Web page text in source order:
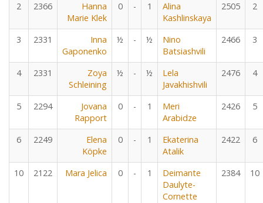
2
2366
Hanna
Marie Klek
0 - 1
Alina
Kashlinskaya
2505 2
3 2331
Inna
Gaponenko
½ - ½
Nino
Batsiashvili
2466 3
4 2331
Zoya
Schleining
½ - ½
Lela
Javakhishvili
2476 4
5 2294
Jovana
Rapport
0 - 1
Meri
Arabidze
2426 5
6 2249
Elena
Köpke
0 - 1
Ekaterina
Atalik
2422 6
10 2122 Mara Jelica 0 - 1
Deimante
Daulyte-
Cornette
2384 10